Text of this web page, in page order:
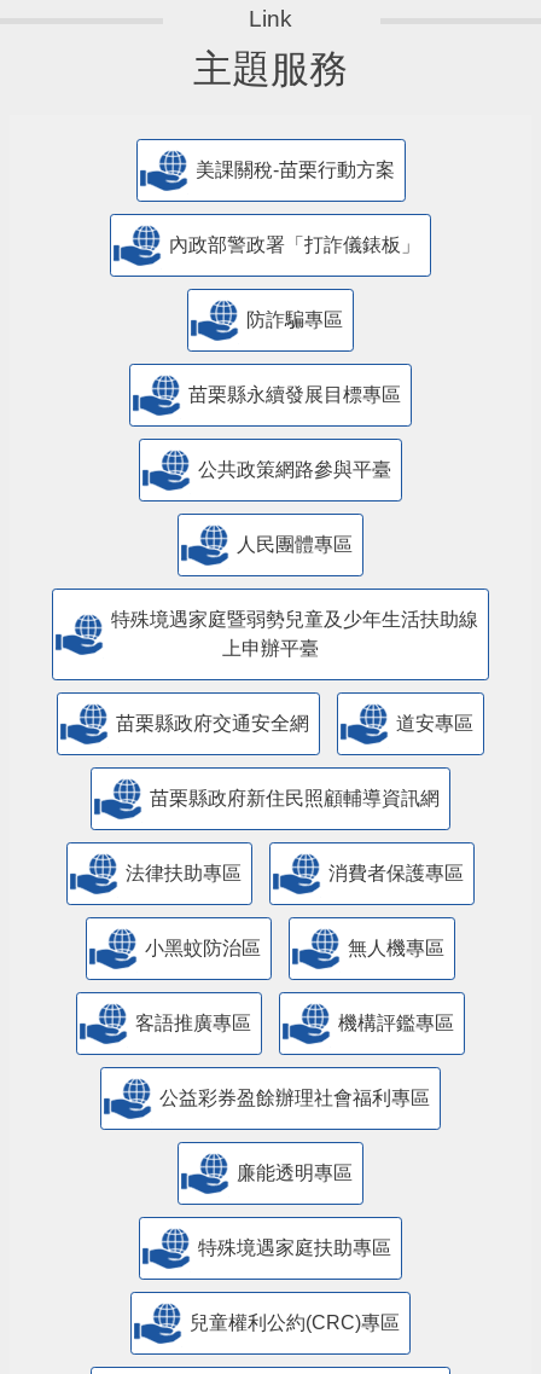
主題服務
美課關稅-苗栗行動方案
內政部警政署「打詐儀錶板」
防詐騙專區
苗栗縣永續發展目標專區
公共政策網路參與平臺
人民團體專區
特殊境遇家庭暨弱勢兒童及少年生活扶助線
上申辦平臺
苗栗縣政府交通安全網 道安專區
苗栗縣政府新住民照顧輔導資訊網
法律扶助專區 消費者保護專區
小黑蚊防治區 無人機專區
客語推廣專區 機構評鑑專區
公益彩券盈餘辦理社會福利專區
廉能透明專區
特殊境遇家庭扶助專區
兒童權利公約(CRC)專區